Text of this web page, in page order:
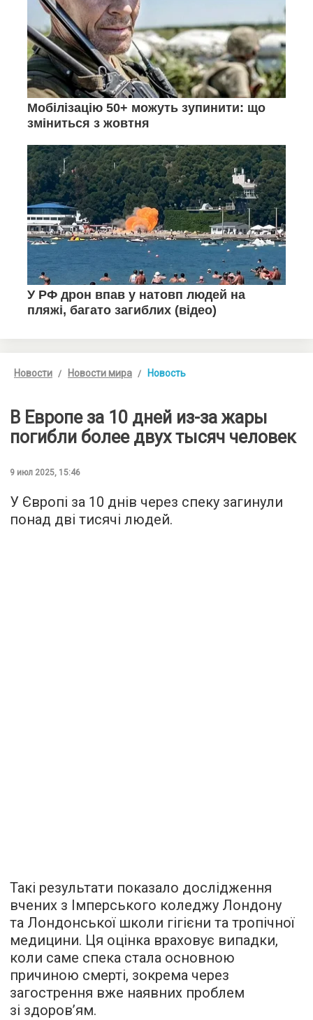
Новости Новости мира Новость
В Европе за 10 дней из-за жары
погибли более двух тысяч человек
9 июл 2025, 15:46
У Європі за 10 днів через спеку загинули
понад дві тисячі людей.
Такі результати показало дослідження
вчених з Імперського коледжу Лондону
та Лондонської школи гігієни та тропічної
медицини. Ця оцінка враховує випадки,
коли саме спека стала основною
причиною смерті, зокрема через
загострення вже наявних проблем
зі здоров’ям.